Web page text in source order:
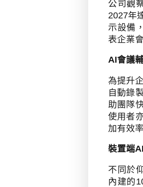
公司觀
2027年
示設備
表企業
AI會議
為提升
自動錄
助團隊
使用者
加有效
裝置端AI
不同於
內建的